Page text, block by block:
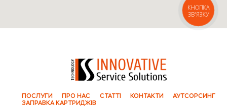
ПОСЛУГИ ПРО НАС СТАТТІ КОНТАКТИ
АУТСОРСИНГ
ЗАПРАВКА КАРТРИДЖІВ
КНОПКА
ЗВ'ЯЗКУ